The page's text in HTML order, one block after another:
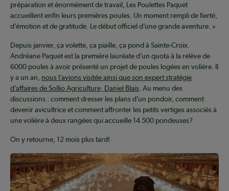
préparation et énormément de travail, Les Poulettes Paquet
accueillent enfin leurs premières poules. Un moment rempli de fierté,
d’émotion et de gratitude. Le début officiel d’une grande aventure. »
Depuis janvier, ça volette, ça piaille, ça pond à Sainte-Croix.
Andréane Paquet est la première lauréate d’un quota à la relève de
6000 poules à avoir présenté un projet de poules logées en volière. Il
y a un an, nous l’avions visitée ainsi que son expert stratégie
d’affaires de Sollio Agriculture, Daniel Blais. Au menu des
discussions : comment dresser les plans d’un pondoir, comment
devenir avicultrice et comment affronter les petits vertiges associés à
une volière à deux rangées qui accueille 14 500 pondeuses?
On y retourne, 12 mois plus tard!